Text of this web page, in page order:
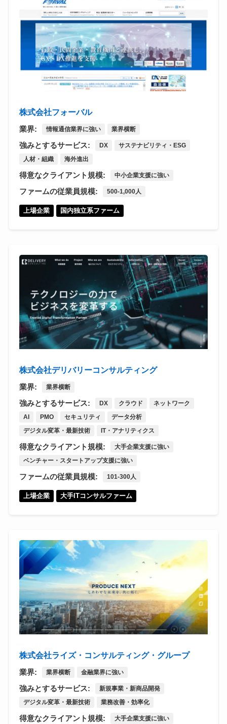
株式会社フォーバル
業界: 情報通信業界に強い 業界横断
強みとするサービス: DX サステナビリティ・ESG
人材・組織 海外進出
得意なクライアント規模: 中小企業支援に強い
ファームの従業員規模: 500-1,000人
上場企業 国内独立系ファーム
株式会社デリバリーコンサルティング
業界: 業界横断
強みとするサービス: DX クラウド ネットワーク
AI PMO セキュリティ データ分析
デジタル変革・最新技術 IT・アナリティクス
得意なクライアント規模: 大手企業支援に強い
ベンチャー・スタートアップ支援に強い
ファームの従業員規模: 101-300人
上場企業 大手ITコンサルファーム
株式会社ライズ・コンサルティング・グループ
業界: 業界横断 金融業界に強い
強みとするサービス: 新規事業・新商品開発
デジタル変革・最新技術 業務改善・効率化
得意なクライアント規模: 大手企業支援に強い